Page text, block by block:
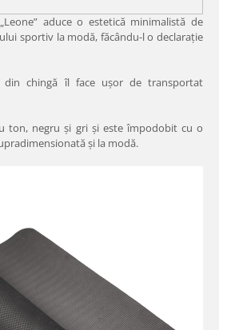
aduce o estetică minimalistă de
sportiv la modă, făcându-l o declarație
din chingă îl face ușor de transportat
ton, negru și gri și este împodobit cu o
și la modă.